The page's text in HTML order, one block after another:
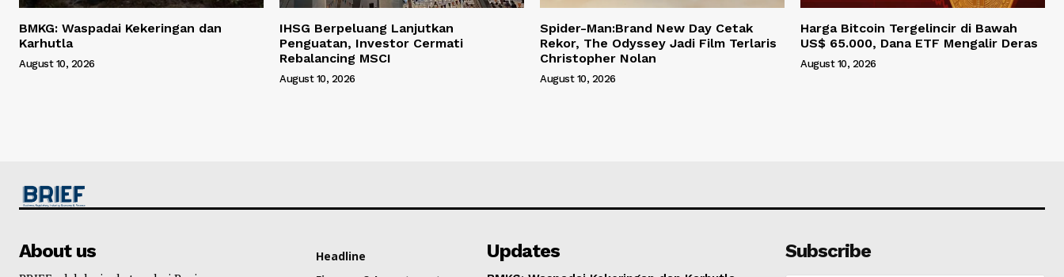
BMKG: Waspadai Kekeringan dan
Karhutla
August 10, 2026
IHSG Berpeluang Lanjutkan
Penguatan, Investor Cermati
Rebalancing MSCI
August 10, 2026
Spider-Man:Brand New Day Cetak
Rekor, The Odyssey Jadi Film Terlaris
Christopher Nolan
August 10, 2026
Harga Bitcoin Tergelincir di Bawah
US$ 65.000, Dana ETF Mengalir Deras
August 10, 2026
About us
Headline
Updates Subscribe